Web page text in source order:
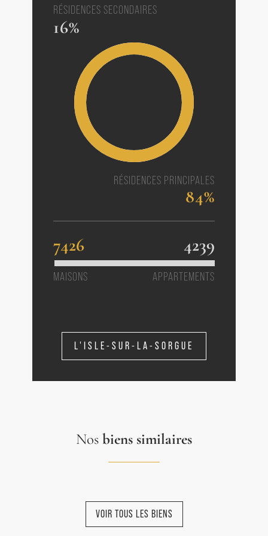
RÉSIDENCES SECONDAIRES
16%
RÉSIDENCES PRINCIPALES
84%
7426 4239
MAISONS APPARTEMENTS
L'ISLE-SUR-LA-SORGUE
Nos biens similaires
VOIR TOUS LES BIENS